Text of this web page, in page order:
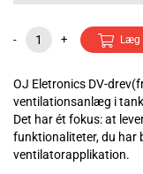
- + Læg
OJ Eletronics DV-
ventilationsanlæg i
Det har ét fokus: at
funktionaliteter, du har
ventilatorapplikation.